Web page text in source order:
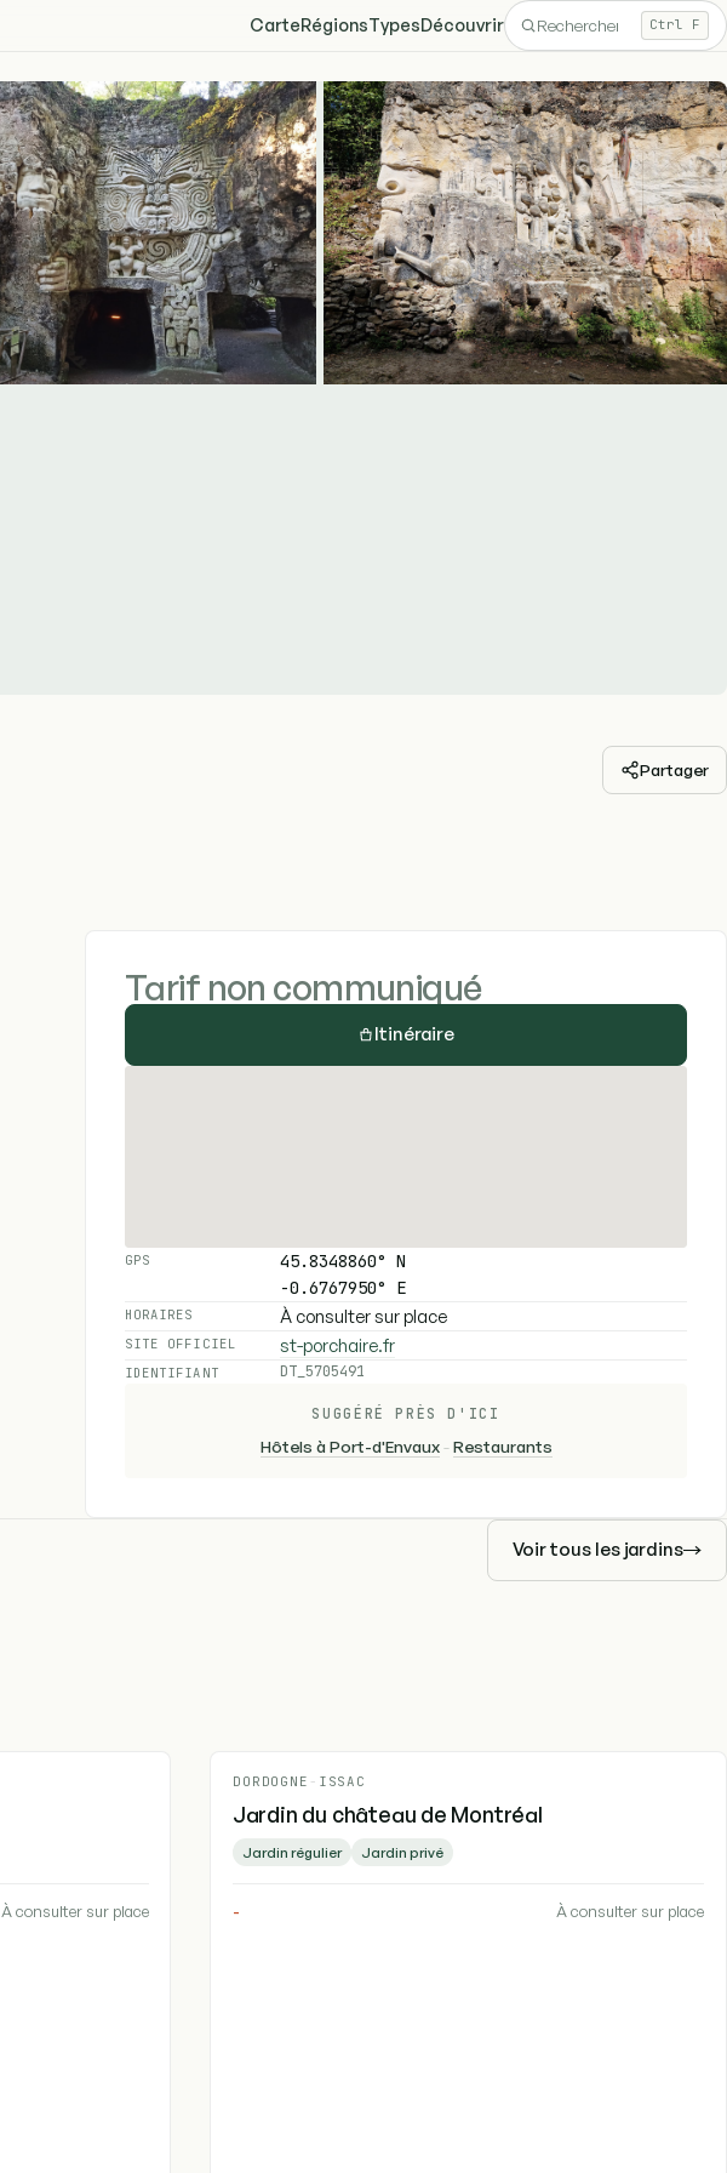
CarteRégionsTypesDécouvrir Ctrl F
Partager
Tarif non communiqué
Itinéraire
GPS
45.8348860° N
-0.6767950° E
HORAIRES À consulter sur place
SITE OFFICIEL st-porchaire.fr
IDENTIFIANT DT_5705491
SUGGÉRÉ PRÈS D'ICI
Hôtels à Port-d'Envaux -Restaurants
Voir tous les jardins
À consulter sur place
DORDOGNE - ISSAC
Jardin du château de Montréal
Jardin régulier Jardin privé
- À consulter sur place